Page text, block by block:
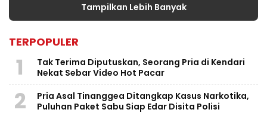
Tampilkan Lebih Banyak
TERPOPULER
1
Tak Terima Diputuskan, Seorang Pria di Kendari
Nekat Sebar Video Hot Pacar
2
Pria Asal Tinanggea Ditangkap Kasus Narkotika,
Puluhan Paket Sabu Siap Edar Disita Polisi